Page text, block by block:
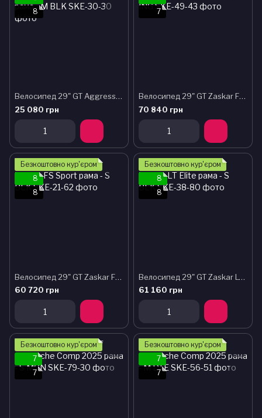
8
Велосипед 29" GT Aggressor Expert 2025 рама - M BLK
25 080 грн
7
Велосипед 29" GT Zaskar FS Comp рама - S ING
70 840 грн
Безкоштовно кур'єром
8
8
Велосипед 29" GT Zaskar FS Sport рама - S BLK
60 720 грн
Безкоштовно кур'єром
8
8
Велосипед 29" GT Zaskar LT Elite рама - S BLK
61 160 грн
Безкоштовно кур'єром
7
7
Безкоштовно кур'єром
7
7